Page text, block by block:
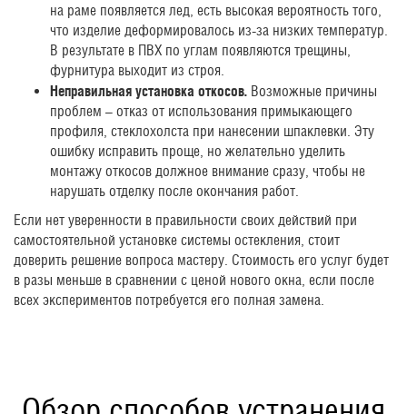
на раме появляется лед, есть высокая вероятность того,
что изделие деформировалось из-за низких температур.
В результате в ПВХ по углам появляются трещины,
фурнитура выходит из строя.
Неправильная установка откосов. Возможные причины
проблем – отказ от использования примыкающего
профиля, стеклохолста при нанесении шпаклевки. Эту
ошибку исправить проще, но желательно уделить
монтажу откосов должное внимание сразу, чтобы не
нарушать отделку после окончания работ.
Если нет уверенности в правильности своих действий при
самостоятельной установке системы остекления, стоит
доверить решение вопроса мастеру. Стоимость его услуг будет
в разы меньше в сравнении с ценой нового окна, если после
всех экспериментов потребуется его полная замена.